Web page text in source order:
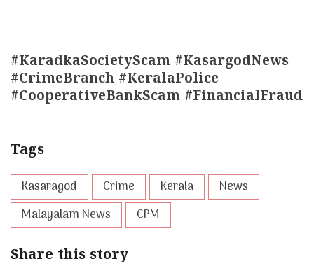
#KaradkaSocietyScam #KasargodNews
#CrimeBranch #KeralaPolice
#CooperativeBankScam #FinancialFraud
Tags
Kasaragod Crime Kerala
News
Malayalam News
CPM
Share this story